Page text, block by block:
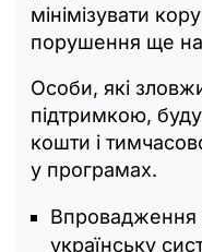
мінімізувати
порушення ще на
Особи, які
підтримкою,
кошти і
у програмах.
Впровадження
українську